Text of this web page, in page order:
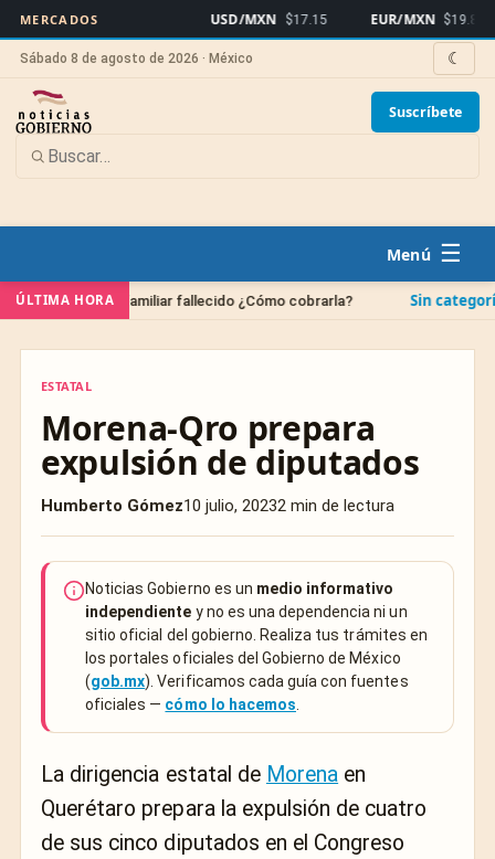
MERCADOS USD/MXN $17.15 EUR/MXN $19.82
Sábado 8 de agosto de 2026 · México ☾
Suscríbete
☰
ÚLTIMA HORA
de un familiar fallecido ¿Cómo cobrarla? Sin categoría¿Cuándo
ESTATAL
Morena-Qro prepara
expulsión de diputados
Humberto Gómez10 julio, 20232 min de lectura
Noticias Gobierno es un medio informativo
independiente y no es una dependencia ni un
sitio oficial del gobierno. Realiza tus trámites en
los portales oficiales del Gobierno de México
(gob.mx). Verificamos cada guía con fuentes
oficiales — cómo lo hacemos
La dirigencia estatal de Morena en
Querétaro prepara la expulsión de cuatro
de sus cinco diputados en el Congreso